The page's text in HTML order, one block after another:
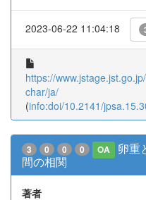
2023-06-22 11:04:18
https://
char/ja/
(info:doi/10.2141/
3 0 0 0 OA
卵重
間の相関
著者